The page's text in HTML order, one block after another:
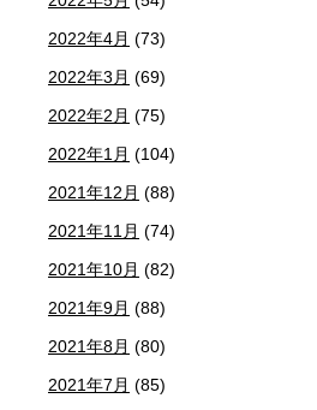
2022年4月 (73)
2022年3月 (69)
2022年2月 (75)
2022年1月 (104)
2021年12月 (88)
2021年11月 (74)
2021年10月 (82)
2021年9月 (88)
2021年8月 (80)
2021年7月 (85)